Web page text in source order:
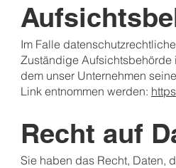
Im Falle
Zuständige
dem unser Unternehmen
Link entnommen werden:
Recht auf
Sie haben das Recht, Daten,